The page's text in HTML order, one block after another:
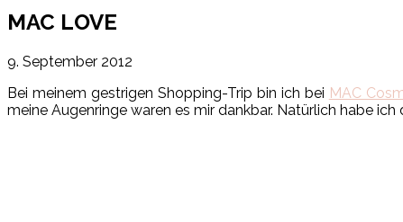
MAC LOVE
9. September 2012
Bei meinem gestrigen Shopping-Trip bin ich bei MAC
meine Augenringe waren es mir dankbar. Natürlich habe